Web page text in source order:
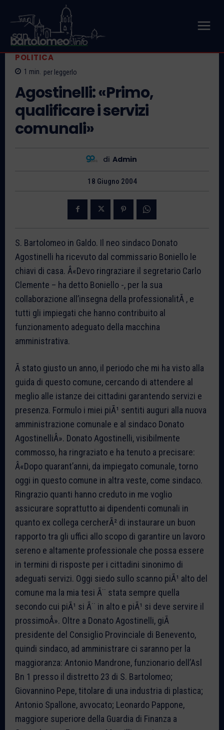
POLITICA
1 min. per leggerlo
Agostinelli: «Primo,
qualificare i servizi
comunali»
di Admin
18 Giugno 2004
S. Bartolomeo in Galdo. Il neo sindaco Donato
Agostinelli ha ricevuto dal commissario Boniello le
chiavi di casa. Â«Devo ringraziare il segretario Carlo
Clemente – ha detto Boniello -, per la sua
collaborazione all’insegna della professionalitÃ , e
tutti gli impiegati che hanno contribuito al
funzionamento adeguato della macchina
amministrativa.
Ã stato giusto un anno, il periodo che mi ha visto alla
guida di questo comune, cercando di attendere al
meglio alle istanze dei cittadini garantendo servizi e
presenza. Formulo i miei piÃ¹ sentiti auguri alla nuova
amministrazione comunale e al sindaco Donato
AgostinelliÂ». Donato Agostinelli, visibilmente
commosso, ha ringraziato e ha tenuto a precisare:
Â«Dopo quarant’anni, da impiegato comunale, torno
oggi in questo comune in altra veste, come sindaco.
Ringrazio quanti hanno creduto in me voglio
assicurare soprattutto ai dipendenti comunali in
quanto ex collega cercherÃ² di instaurare un buon
rapporto tra gli uffici allo scopo di garantire un lavoro
sereno e altamente professionale che possa essere
in termini di risposte per i cittadini sinonimo di
adeguati servizi. Oggi siedo sullo scanno piÃ¹ alto del
comune ma la mia tesi Ã¨ stata sempre quella
secondo cui piÃ¹ si Ã¨ in alto e piÃ¹ si deve servire il
prossimoÂ». Oltre a Donato Agostinelli, giÃ
presidente del Consiglio Provinciale di Benevento,
quindi sindaco, ad amministrare ci saranno per la
maggioranza: Antonio Mandrone, funzionario dell’Asl
Bn 1 presso il distretto 23 di S. Bartolomeo;
Giovannino Pepe, titolare di una industria di plastica;
Antonio Spallone, avvocato; Leonardo Pappone,
maggiore superiore della Guardia di Finanza a